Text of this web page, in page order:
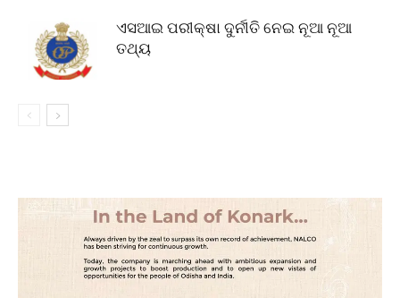
ଏସଆଇ ପରୀକ୍ଷା ଦୁର୍ନୀତି ନେଇ ନୂଆ ନୂଆ
ତଥ୍ୟ